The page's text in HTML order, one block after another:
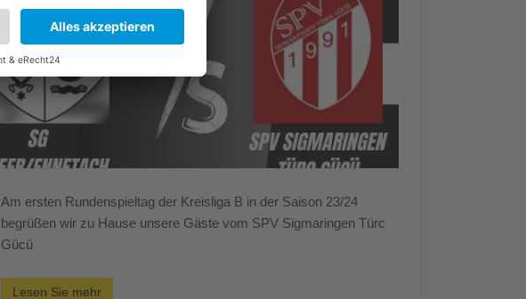
Am ersten Rundenspieltag der Kreisliga B in der Saison 23/24
begrüßen wir zu Hause unsere Gäste vom SPV Sigmaringen Türc
Gücü
Lesen Sie mehr